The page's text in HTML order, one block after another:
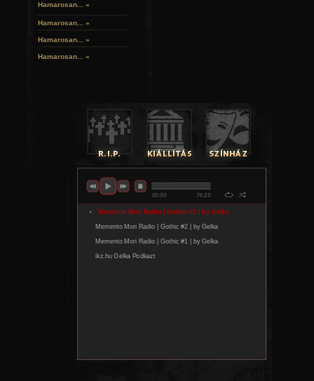
Hamarosan... »
Hamarosan... »
Hamarosan... »
Hamarosan... »